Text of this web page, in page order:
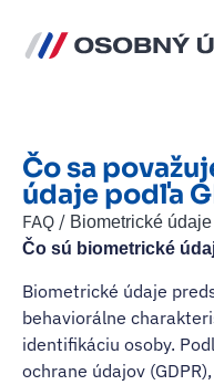
Čo sa
údaje podľa
FAQ / Biometrické
Čo sú biometrické
Biometrické údaje
behaviorálne
identifikáciu osoby.
ochrane údajov